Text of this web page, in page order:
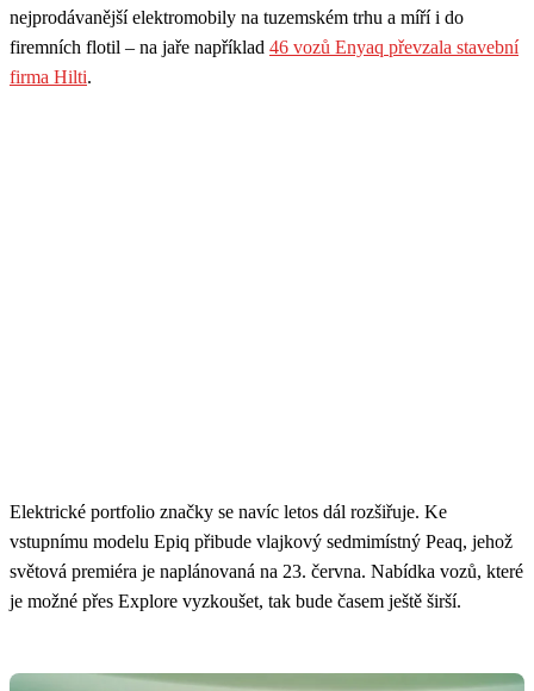
nejprodávanější elektromobily na tuzemském trhu a míří i do
firemních flotil – na jaře například 46 vozů Enyaq převzala stavební
firma Hilti.
Elektrické portfolio značky se navíc letos dál rozšiřuje. Ke
vstupnímu modelu Epiq přibude vlajkový sedmimístný Peaq, jehož
světová premiéra je naplánovaná na 23. června. Nabídka vozů, které
je možné přes Explore vyzkoušet, tak bude časem ještě širší.